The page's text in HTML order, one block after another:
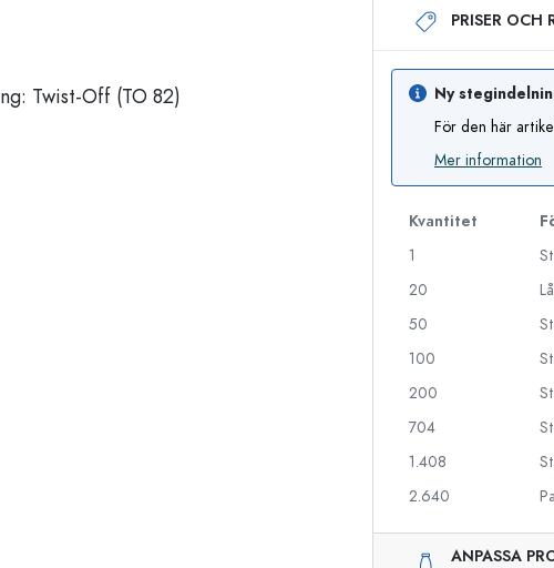
Airless dispenser
Roll on-flaskor
Flaskor med motiv
Ginflaskor
Alla hjärtans dag
Dekorativa flaskor
Cylinderflaskor
Ballongflaskor
PRISER OCH
Ny
För den här
Mer information
Kvantitet
1
20
50
100
200
704
1.408
2.640
ANPASSA